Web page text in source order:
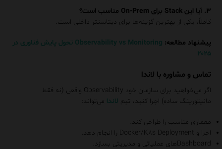
۳. آیا این Stack برای On-Prem مناسب است؟
کاملاً، یکی از بهترین گزینه‌ها برای دیتاسنتر داخلی است.
پیشنهاد مطالعه:
Observability vs Monitoring تحول پایش فناوری در
۲۰۲۵
تماس و مشاوره با لاندا
اگر می‌خواهید برای سازمان خود Observability واقعی (نه فقط
مانیتورینگ ساده) اجرا کنید، تیم لاندا می‌تواند:
معماری مناسب را طراحی کند.
اجرا و Docker/K۸s Deployment را انجام دهد.
Dashboardهای عملیاتی و مدیریتی بسازد.